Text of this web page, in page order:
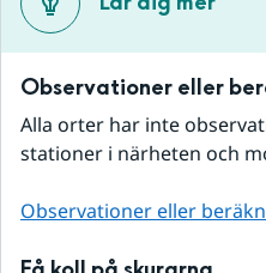
Observationer eller
Alla orter har inte
stationer i närheten och
Observationer eller